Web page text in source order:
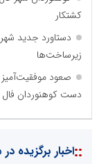
کشتکار
دستاورد جدید
زیرساخت‌ها
صعود موفقیت‌آمیز
دست کوهنوردان فال
نظرسنجی